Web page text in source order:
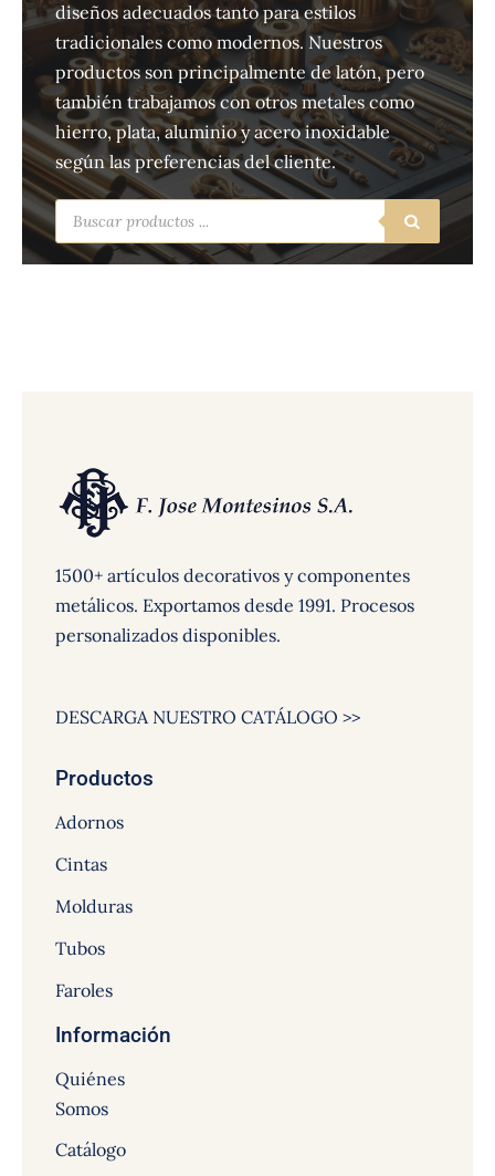
diseños adecuados tanto para estilos
tradicionales como modernos. Nuestros
productos son principalmente de latón, pero
también trabajamos con otros metales como
hierro, plata, aluminio y acero inoxidable
según las preferencias del cliente.
Búsqueda
de
productos
1500+ artículos decorativos y componentes
metálicos. Exportamos desde 1991. Procesos
personalizados disponibles.
DESCARGA NUESTRO CATÁLOGO >>
Productos
Adornos
Cintas
Molduras
Tubos
Faroles
Información
Quiénes
Somos
Catálogo